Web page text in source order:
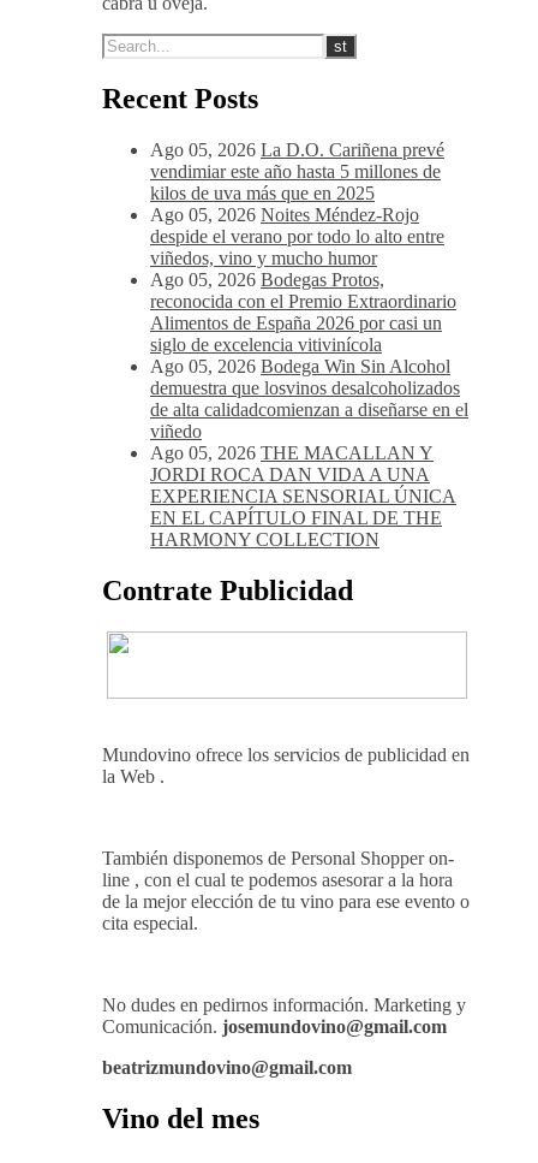
Recent Posts
Ago 05, 2026 La D.O. Cariñena prevé
vendimiar este año hasta 5 millones de
kilos de uva más que en 2025
Ago 05, 2026 Noites Méndez-Rojo
despide el verano por todo lo alto entre
viñedos, vino y mucho humor
Ago 05, 2026 Bodegas Protos,
reconocida con el Premio Extraordinario
Alimentos de España 2026 por casi un
siglo de excelencia vitivinícola
Ago 05, 2026 Bodega Win Sin Alcohol
demuestra que losvinos desalcoholizados
de alta calidadcomienzan a diseñarse en el
viñedo
Ago 05, 2026 THE MACALLAN Y
JORDI ROCA DAN VIDA A UNA
EXPERIENCIA SENSORIAL ÚNICA
EN EL CAPÍTULO FINAL DE THE
HARMONY COLLECTION
Contrate Publicidad
Mundovino ofrece los servicios de publicidad en
la Web .
También disponemos de Personal Shopper on-
line , con el cual te podemos asesorar a la hora
de la mejor elección de tu vino para ese evento o
cita especial.
No dudes en pedirnos información. Marketing y
Comunicación. josemundovino@gmail.com
beatrizmundovino@gmail.com
Vino del mes